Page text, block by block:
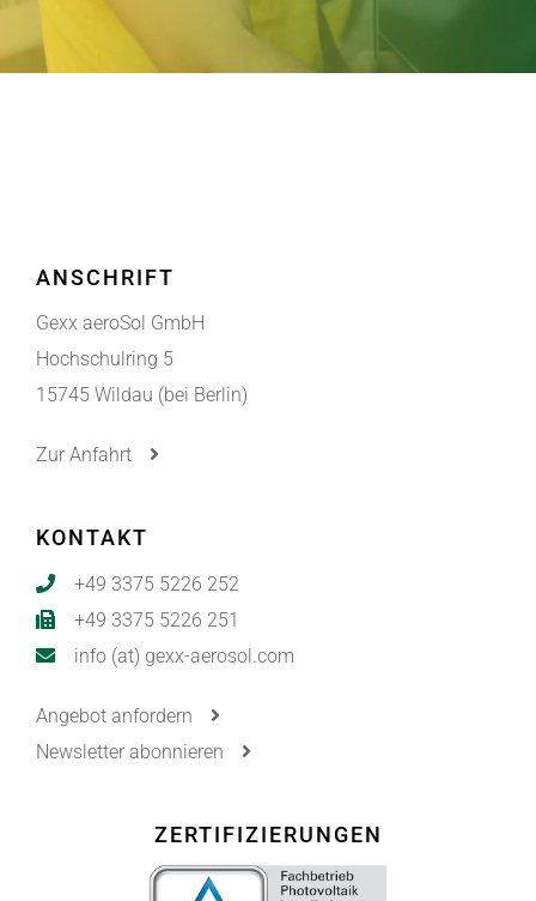
ANSCHRIFT
Gexx aeroSol GmbH
Hochschulring 5
15745 Wildau (bei Berlin)
Zur Anfahrt
KONTAKT
+49 3375 5226 252
+49 3375 5226 251
info (at) gexx-aerosol.com
Angebot anfordern
Newsletter abonnieren
ZERTIFIZIERUNGEN